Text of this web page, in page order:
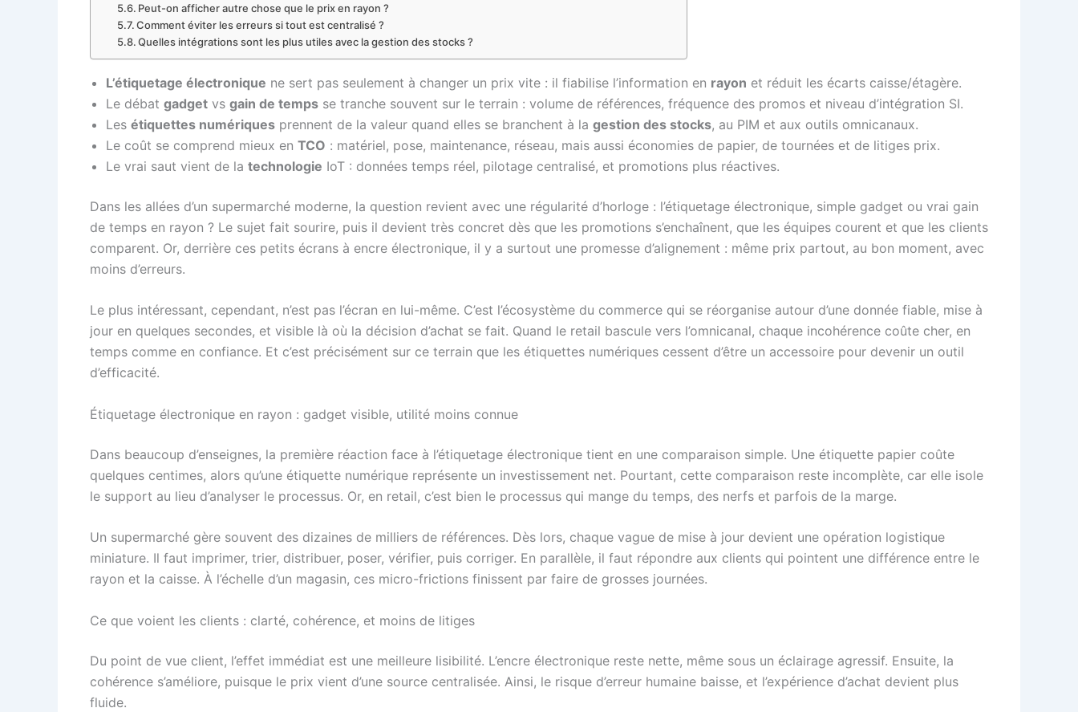
Peut-on afficher autre chose que le prix en rayon ?
Comment éviter les erreurs si tout est centralisé ?
Quelles intégrations sont les plus utiles avec la gestion des stocks ?
L’étiquetage électronique ne sert pas seulement à changer un prix vite : il fiabilise l’information en rayon et réduit les écarts caisse/étagère.
Le débat gadget vs gain de temps se tranche souvent sur le terrain : volume de références, fréquence des promos et niveau d’intégration SI.
Les étiquettes numériques prennent de la valeur quand elles se branchent à la gestion des stocks, au PIM et aux outils omnicanaux.
Le coût se comprend mieux en TCO : matériel, pose, maintenance, réseau, mais aussi économies de papier, de tournées et de litiges prix.
Le vrai saut vient de la technologie IoT : données temps réel, pilotage centralisé, et promotions plus réactives.
Dans les allées d’un supermarché moderne, la question revient avec une régularité d’horloge : l’étiquetage électronique, simple gadget ou vrai gain
de temps en rayon ? Le sujet fait sourire, puis il devient très concret dès que les promotions s’enchaînent, que les équipes courent et que les clients
comparent. Or, derrière ces petits écrans à encre électronique, il y a surtout une promesse d’alignement : même prix partout, au bon moment, avec
moins d’erreurs.
Le plus intéressant, cependant, n’est pas l’écran en lui-même. C’est l’écosystème du commerce qui se réorganise autour d’une donnée fiable, mise à
jour en quelques secondes, et visible là où la décision d’achat se fait. Quand le retail bascule vers l’omnicanal, chaque incohérence coûte cher, en
temps comme en confiance. Et c’est précisément sur ce terrain que les étiquettes numériques cessent d’être un accessoire pour devenir un outil
d’efficacité.
Étiquetage électronique en rayon : gadget visible, utilité moins connue
Dans beaucoup d’enseignes, la première réaction face à l’étiquetage électronique tient en une comparaison simple. Une étiquette papier coûte
quelques centimes, alors qu’une étiquette numérique représente un investissement net. Pourtant, cette comparaison reste incomplète, car elle isole
le support au lieu d’analyser le processus. Or, en retail, c’est bien le processus qui mange du temps, des nerfs et parfois de la marge.
Un supermarché gère souvent des dizaines de milliers de références. Dès lors, chaque vague de mise à jour devient une opération logistique
miniature. Il faut imprimer, trier, distribuer, poser, vérifier, puis corriger. En parallèle, il faut répondre aux clients qui pointent une différence entre le
rayon et la caisse. À l’échelle d’un magasin, ces micro-frictions finissent par faire de grosses journées.
Ce que voient les clients : clarté, cohérence, et moins de litiges
Du point de vue client, l’effet immédiat est une meilleure lisibilité. L’encre électronique reste nette, même sous un éclairage agressif. Ensuite, la
cohérence s’améliore, puisque le prix vient d’une source centralisée. Ainsi, le risque d’erreur humaine baisse, et l’expérience d’achat devient plus
fluide.